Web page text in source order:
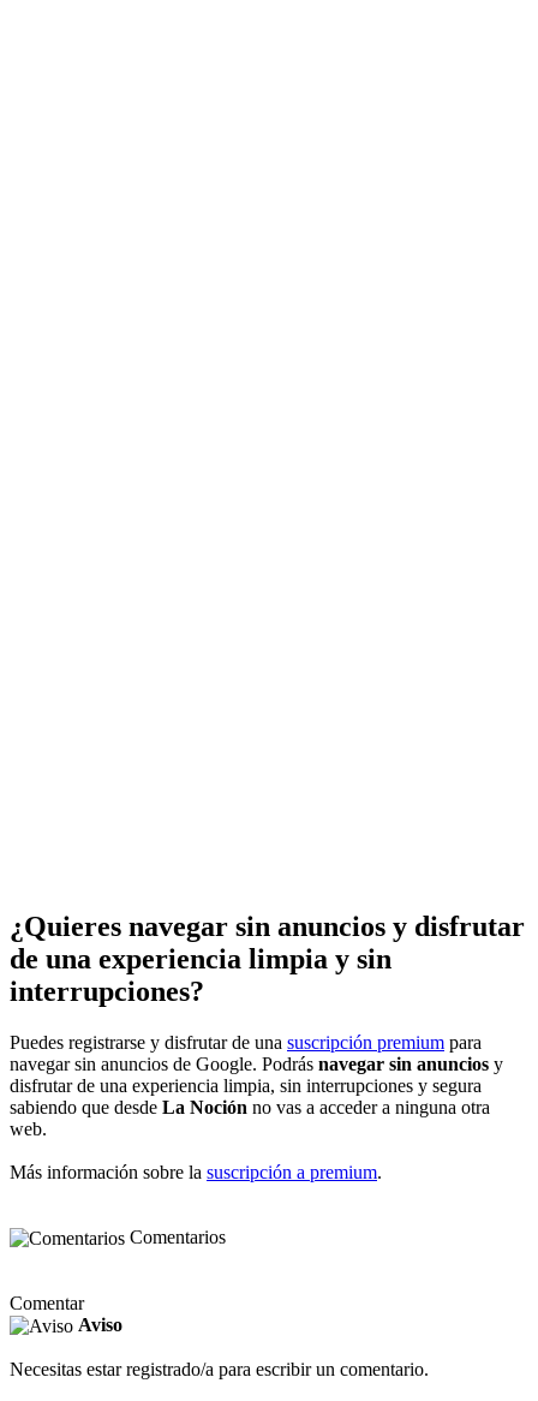
¿Quieres navegar sin anuncios y disfrutar
de una experiencia limpia y sin
interrupciones?
Puedes registrarse y disfrutar de una suscripción premium para
navegar sin anuncios de Google. Podrás navegar sin anuncios y
disfrutar de una experiencia limpia, sin interrupciones y segura
sabiendo que desde La Noción no vas a acceder a ninguna otra
web.
Más información sobre la suscripción a premium.
Comentarios
Comentar
Aviso
Necesitas estar registrado/a para escribir un comentario.